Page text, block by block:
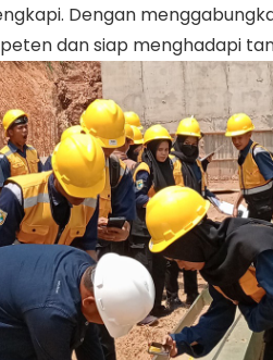
Dengan
dan siap menghadapi